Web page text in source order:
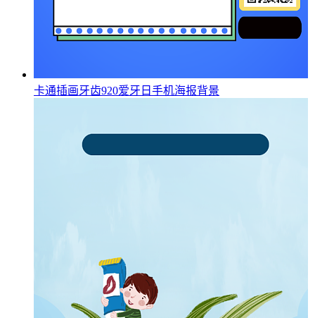
卡通插画牙齿920爱牙日手机海报背景